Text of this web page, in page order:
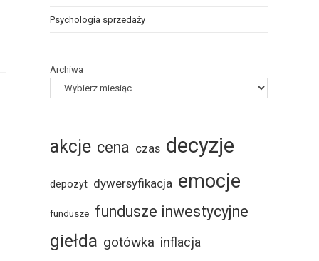
Psychologia sprzedaży
Archiwa
akcje cena czas decyzje
depozyt dywersyfikacja emocje
fundusze fundusze inwestycyjne
giełda gotówka inflacja